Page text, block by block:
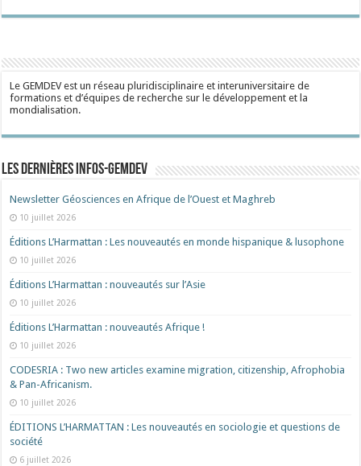
Le GEMDEV est un réseau pluridisciplinaire et interuniversitaire de
formations et d’équipes de recherche sur le développement et la
mondialisation.
Les dernières Infos-Gemdev
Newsletter Géosciences en Afrique de l’Ouest et Maghreb
10 juillet 2026
Éditions L’Harmattan : Les nouveautés en monde hispanique & lusophone
10 juillet 2026
Éditions L’Harmattan : nouveautés sur l’Asie
10 juillet 2026
Éditions L’Harmattan : nouveautés Afrique !​
10 juillet 2026
CODESRIA : Two new articles examine migration, citizenship, Afrophobia
& Pan-Africanism.
10 juillet 2026
ÉDITIONS L’HARMATTAN : Les nouveautés en sociologie et questions de
société
6 juillet 2026